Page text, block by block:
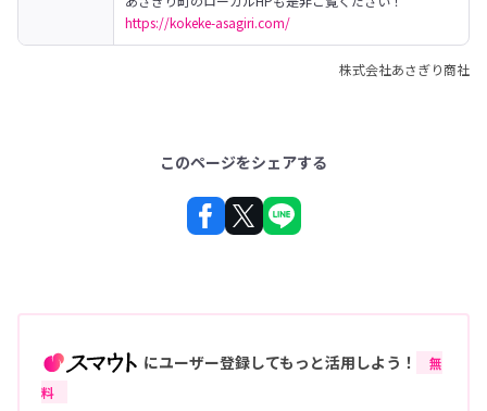
https://kokeke-asagiri.com/
株式会社あさぎり商社
このページをシェアする
にユーザー登録してもっと活用しよう！
無
料